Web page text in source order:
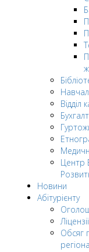
Відділ
Центр
Новини
Абітурієнту
Обсяг